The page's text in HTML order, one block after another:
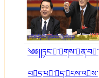
༄༅།།ཏང་་གས་ན་བ་
བད་པ་ད་ངས་འས་